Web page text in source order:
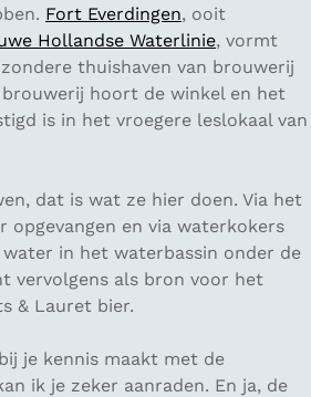
Fort Everdingen, ooit
Hollandse Waterlinie, vormt
thuishaven van brouwerij
hoort de winkel en het
is in het vroegere leslokaal van
dat is wat ze hier doen. Via het
opgevangen en via waterkokers
in het waterbassin onder de
vervolgens als bron voor het
& Lauret bier.
je kennis maakt met de
ik je zeker aanraden. En ja, de